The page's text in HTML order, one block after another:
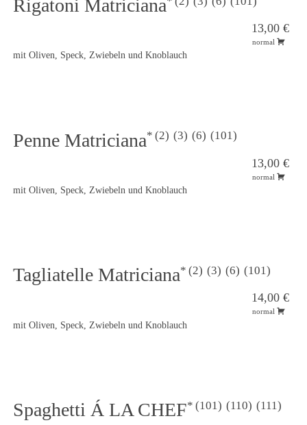
Rigatoni Matriciana
13,00 €
normal
mit Oliven, Speck, Zwiebeln und Knoblauch
Penne Matriciana 2 3 6 101
13,00 €
normal
mit Oliven, Speck, Zwiebeln und Knoblauch
Tagliatelle Matriciana 2 3 6 101
14,00 €
normal
mit Oliven, Speck, Zwiebeln und Knoblauch
Spaghetti Á LA CHEF 101 110 111